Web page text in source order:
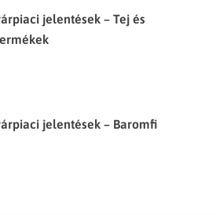
jelentések – Tej és
jelentések – Baromfi